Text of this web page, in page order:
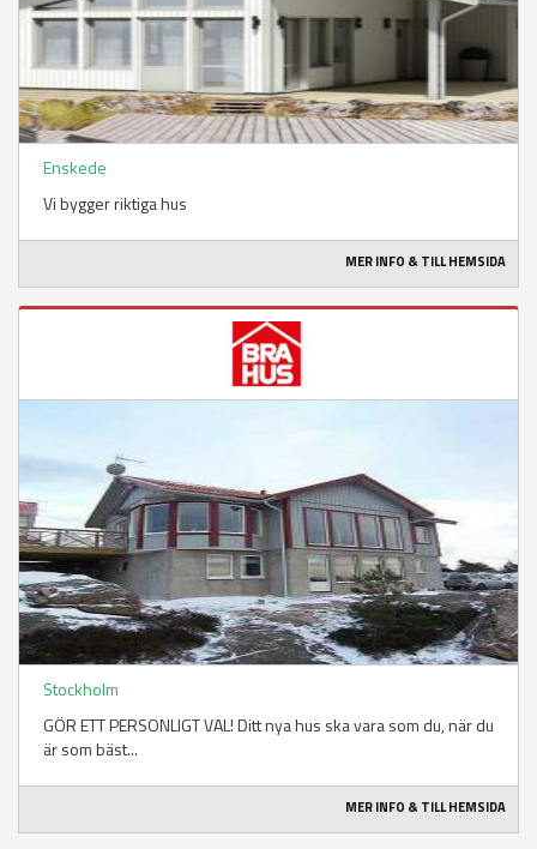
Enskede
Vi bygger riktiga hus
MER INFO & TILL HEMSIDA
Stockholm
GÖR ETT PERSONLIGT VAL! Ditt nya hus ska vara som du, när du
är som bäst...
MER INFO & TILL HEMSIDA